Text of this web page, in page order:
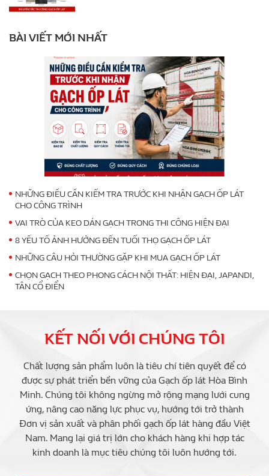
BÀI VIẾT MỚI NHẤT
NHỮNG ĐIỀU CẦN KIỂM TRA TRƯỚC KHI NHẬN GẠCH ỐP LÁT
CHO CÔNG TRÌNH
VAI TRÒ CỦA KEO DÁN GẠCH TRONG THI CÔNG HIỆN ĐẠI
8 YẾU TỐ ẢNH HƯỞNG ĐẾN TUỔI THỌ GẠCH ỐP LÁT
NHỮNG CÂU HỎI THƯỜNG GẶP KHI MUA GẠCH ỐP LÁT
CHỌN GẠCH THEO PHONG CÁCH NỘI THẤT: HIỆN ĐẠI, JAPANDI,
TÂN CỔ ĐIỂN
KẾT NỐI VỚI CHÚNG TÔI
Chất lượng sản phẩm luôn là tiêu chí tiên quyết để có
được sự phát triển bền vững của Gạch ốp lát Hòa Bình
Minh. Chúng tôi không ngừng mở rộng mạng lưới cung
ứng, nâng cao năng lực phục vụ, hướng tới trở thành
Đơn vị sản xuất và phân phối gạch ốp lát hàng đầu Việt
Nam. Mang lại giá trị lớn cho khách hàng khi hợp tác
kinh doanh là mục tiêu chúng tôi luôn hướng tới.